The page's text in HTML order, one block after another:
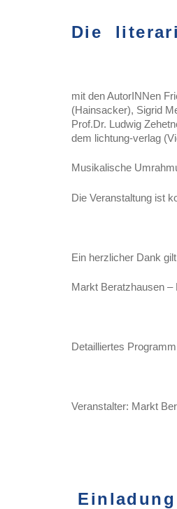
Die
mit den AutorINNen
(Hainsacker), Sigrid
Prof.Dr. Ludwig
dem lichtung-verlag
Musikalische
Die Veranstaltung ist
Ein herzlicher Dank
Markt Beratzhausen –
Detailliertes
Veranstalter: Markt